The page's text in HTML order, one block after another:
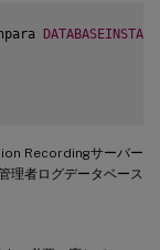
Recordingサーバー
理者ログデータベース